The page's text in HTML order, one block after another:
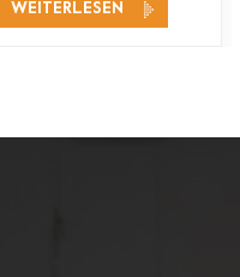
mit den Husqvarna Redi
WEITERLESEN